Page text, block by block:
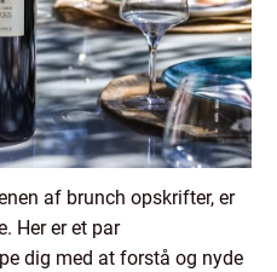
af brunch opskrifter, er
Her er et par
dig med at forstå og nyde